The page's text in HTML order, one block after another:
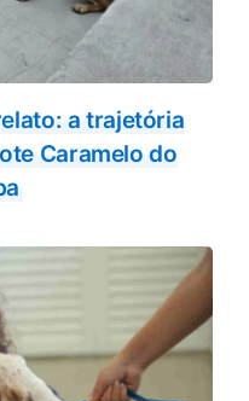
a trajetória
Caramelo do